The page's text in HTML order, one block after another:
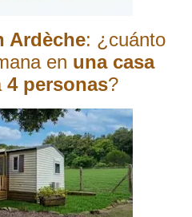
Ardèche: ¿cuánto
en una casa
4 personas?